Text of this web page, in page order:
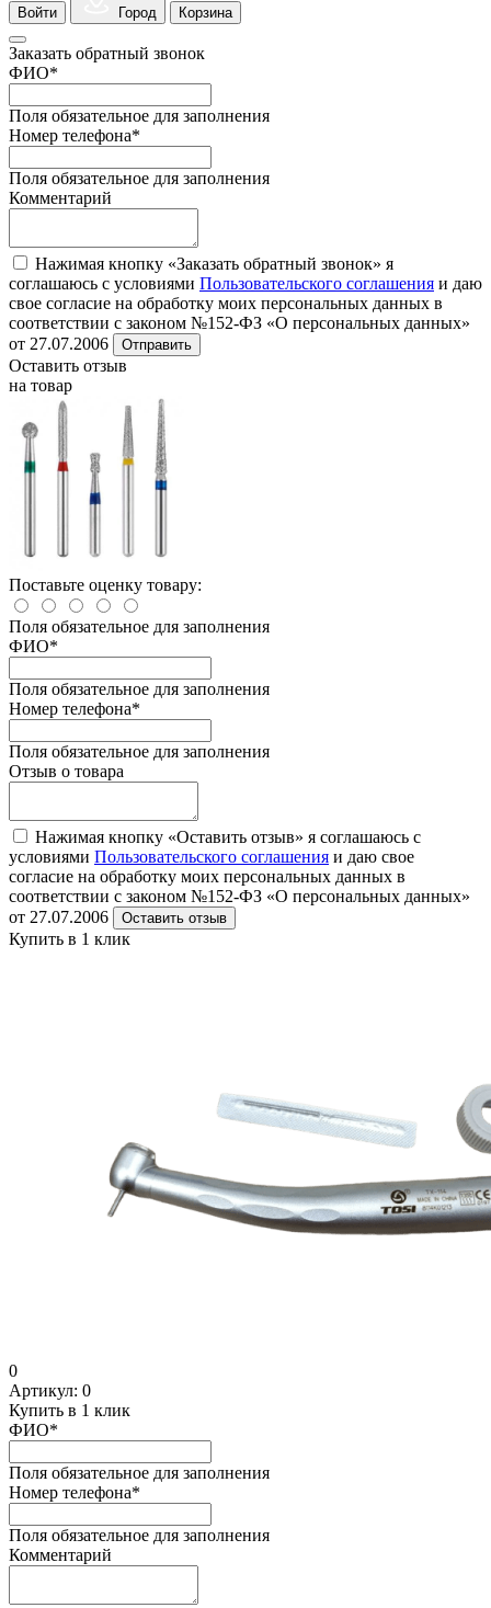
Войти Город Корзина
Заказать обратный звонок
ФИО*
Поля обязательное для заполнения
Номер телефона*
Поля обязательное для заполнения
Комментарий
Нажимая кнопку «Заказать обратный звонок» я
соглашаюсь с условиями Пользовательского соглашения и даю
свое согласие на обработку моих персональных данных в
соответствии с законом №152-ФЗ «О персональных данных»
от 27.07.2006
Отправить
Оставить отзыв
на товар
Поставьте оценку товару:
Поля обязательное для заполнения
ФИО*
Поля обязательное для заполнения
Номер телефона*
Поля обязательное для заполнения
Отзыв о товара
Нажимая кнопку «Оставить отзыв» я соглашаюсь с
условиями Пользовательского соглашения и даю свое
согласие на обработку моих персональных данных в
соответствии с законом №152-ФЗ «О персональных данных»
от 27.07.2006
Оставить отзыв
Купить в 1 клик
0
Артикул: 0
Купить в 1 клик
ФИО*
Поля обязательное для заполнения
Номер телефона*
Поля обязательное для заполнения
Комментарий